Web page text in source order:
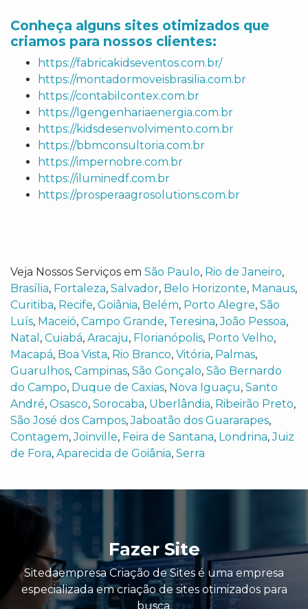
Conheça alguns sites otimizados que
criamos para nossos clientes:
https://fabricakidseventos.com.br/
https://montadormoveisbrasilia.com.br
https://contabilcontex.com.br
https://lgengenhariaenergia.com.br
https://kidsdesenvolvimento.com.br
https://bbmconsultoria.com.br
https://impernobre.com.br
https://iluminedf.com.br
https://prosperaagrosolutions.com.br
Veja Nossos Serviços em São Paulo, Rio de Janeiro,
Brasília, Fortaleza, Salvador, Belo Horizonte, Manaus,
Curitiba, Recife, Goiânia, Belém, Porto Alegre, São
Luís, Maceió, Campo Grande, Teresina,João Pessoa,
Natal , Cuiabá, Aracaju, Florianópolis, Porto Velho,
Macapá, Boa Vista, Rio Branco, Vitória, Palmas,
Guarulhos, Campinas, São Gonçalo, São Bernardo
do Campo, Duque de Caxias, Nova Iguaçu, Santo
André, Osasco, Sorocaba, Uberlândia, Ribeirão Preto,
São José dos Campos,Jaboatão dos Guararapes,
Contagem,Joinville, Feira de Santana, Londrina,Juiz
de Fora, Aparecida de Goiânia, Serra
Fazer Site
Sitedaempresa Criação de Sites é uma empresa
especializada em criação de sites otimizados para
busca.